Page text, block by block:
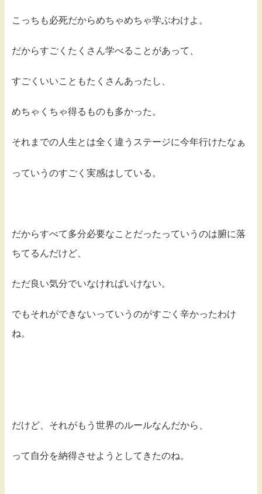
こっちも必死だからめちゃめちゃ学ぶわけよ。
だからすごくたくさん学べることがあって、
すごくいいこともたくさんあったし、
めちゃくちゃ得るものも多かった。
それまでの人生とは全く違うステージに今年行けたなぁ
っていうのすごく実感はしている。
だからすべて多分必要なことだったっていうのは腑に落
ちてるんだけど、
ただ良い気分でいなければいけない。
でもそれができないっていうのがすごく辛かったわけ
ね。
だけど、それがもう世界のルールなんだから、
って自分を納得させようとしてきたのね。